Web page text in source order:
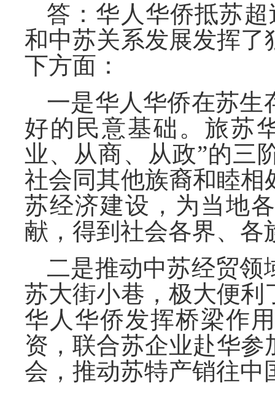
答：华人华侨抵苏
和中苏关系发展发挥
下方面：
一是华人华侨在苏生
好的民意基础。旅苏
业、从商、从政”的三
社会同其他族裔和睦
苏经济建设，为当地
献，得到社会各界、各
二是推动中苏经贸领
苏大街小巷，极大便
华人华侨发挥桥梁作
资，联合苏企业赴华
会，推动苏特产销往中